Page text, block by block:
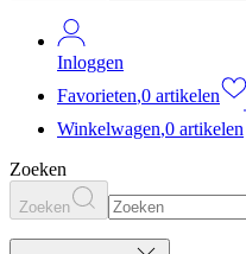
Inloggen
Favorieten,0 artikelen
Winkelwagen,0 artikelen
Zoeken
Zoeken